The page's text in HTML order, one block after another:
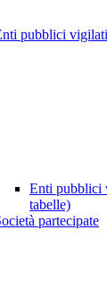
pubblici vigilati
Enti pubblici
tabelle)
partecipate